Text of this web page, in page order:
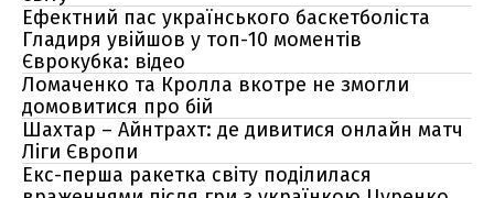
Ефектний пас українського баскетболіста
Гладиря увійшов у топ-10 моментів
Єврокубка: відео
Ломаченко та Кролла вкотре не змогли
домовитися про бій
Шахтар – Айнтрахт: де дивитися онлайн матч
Ліги Європи
Екс-перша ракетка світу поділилася